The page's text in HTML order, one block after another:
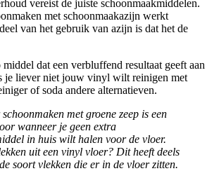
vereist de juiste schoonmaakmiddelen.
met schoonmaakazijn werkt
van het gebruik van azijn is dat het de
dat een verbluffend resultaat geeft aan
liever niet jouw vinyl wilt reinigen met
of soda andere alternatieven.
met groene zeep is een
wanneer je geen extra
in huis wilt halen voor de vloer.
uit een vinyl vloer? Dit heeft deels
soort vlekken die er in de vloer zitten.